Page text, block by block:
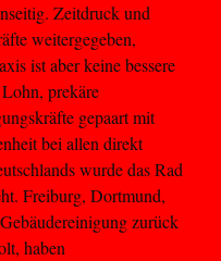
Zeitdruck und
weitergegeben,
ist aber keine bessere
prekäre
gepaart mit
bei allen direkt
wurde das Rad
Freiburg, Dortmund,
zurück
haben